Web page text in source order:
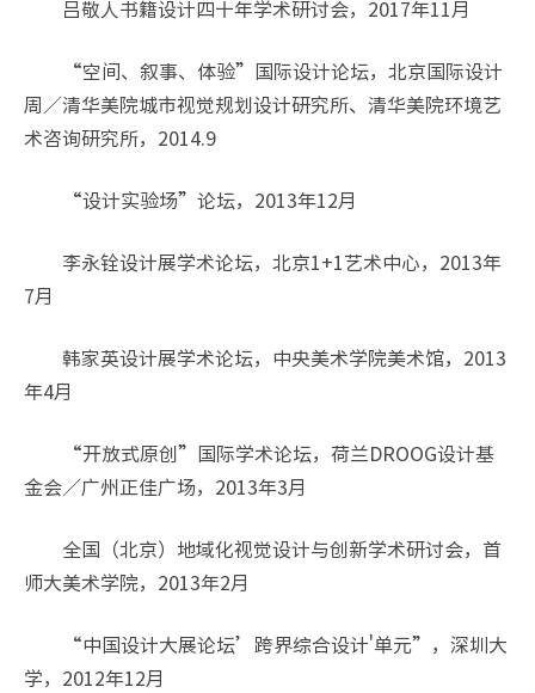
吕敬人书籍设计四十年学术研讨会，2017年11月
“空间、叙事、体验”国际设计论坛，北京国际设计
周／清华美院城市视觉规划设计研究所、清华美院环境艺
术咨询研究所，2014.9
“设计实验场”论坛，2013年12月
李永铨设计展学术论坛，北京1+1艺术中心，2013年
7月
韩家英设计展学术论坛，中央美术学院美术馆，2013
年4月
“开放式原创”国际学术论坛，荷兰DROOG设计基
金会／广州正佳广场，2013年3月
全国（北京）地域化视觉设计与创新学术研讨会，首
师大美术学院，2013年2月
“中国设计大展论坛’跨界综合设计'单元”，深圳大
学，2012年12月